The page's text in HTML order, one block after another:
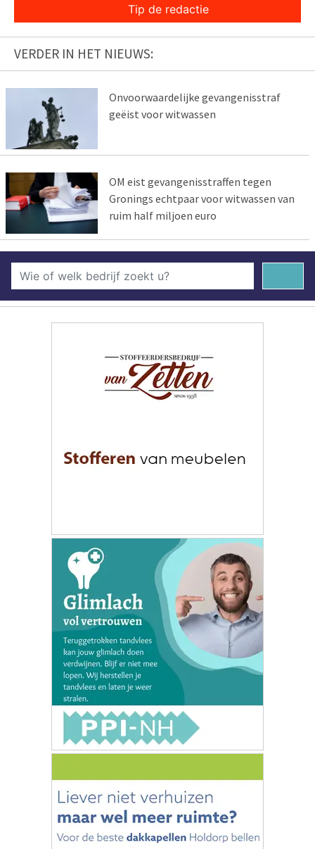
Tip de redactie
VERDER IN HET NIEUWS:
Onvoorwaardelijke gevangenisstraf
geëist voor witwassen
OM eist gevangenisstraffen tegen
Gronings echtpaar voor witwassen van
ruim half miljoen euro